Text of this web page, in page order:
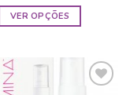
VER OPÇÕES
has
multiple